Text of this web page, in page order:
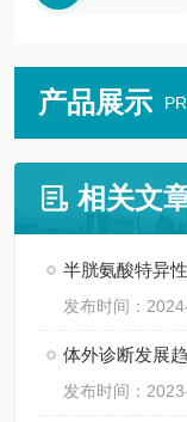
产品展示
相关文
半胱氨酸特异
发布时间：
体外诊断发展趋
发布时间：